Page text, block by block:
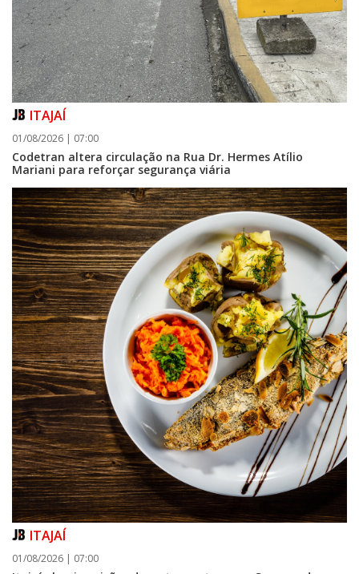
ITAJAÍ
01/08/2026 | 07:00
Codetran altera circulação na Rua Dr. Hermes Atílio
Mariani para reforçar segurança viária
ITAJAÍ
01/08/2026 | 07:00